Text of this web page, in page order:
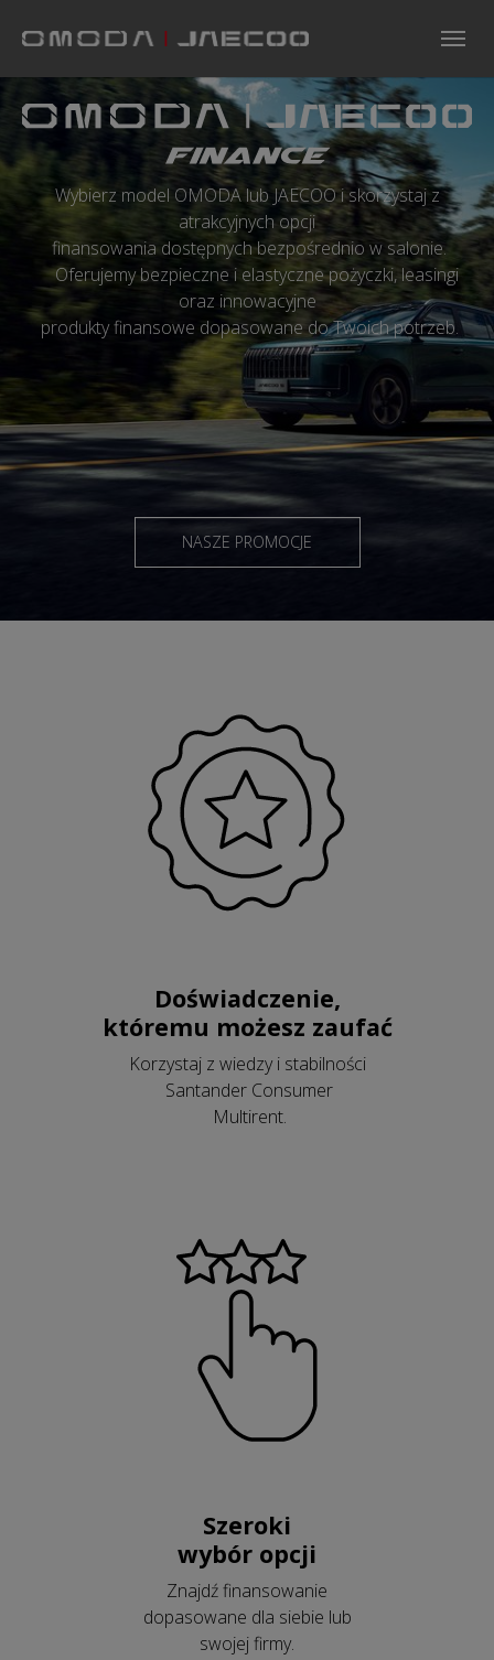
Wybierz model OMODA lub JAECOO i skorzystaj z
atrakcyjnych opcji
finansowania dostępnych bezpośrednio w salonie.
Oferujemy bezpieczne i elastyczne pożyczki, leasingi
oraz innowacyjne
produkty finansowe dopasowane do Twoich potrzeb.
NASZE PROMOCJE
Doświadczenie,
któremu możesz zaufać
Korzystaj z wiedzy i stabilności
Santander Consumer
Multirent.
Szeroki
wybór opcji
Znajdź finansowanie
dopasowane dla siebie lub
swojej firmy.